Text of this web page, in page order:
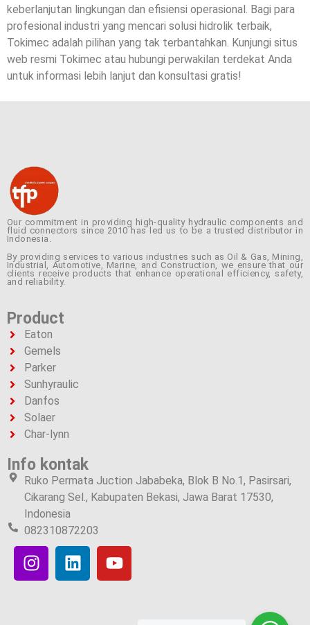
keberlanjutan lingkungan dan efisiensi operasional. Bagi para
profesional industri yang mencari solusi hidrolik terbaik,
Tokimec adalah pilihan yang tak terbantahkan. Kunjungi situs
web resmi Tokimec atau hubungi perwakilan terdekat Anda
untuk informasi lebih lanjut dan konsultasi gratis!
Our commitment in providing high-quality hydraulic components and
fluid connectors since 2010 has led us to be a trusted distributor in
Indonesia.
By providing services to various industries such as Oil & Gas, Mining,
Industrial, Automotive, Marine, and Construction, we ensure that our
clients receive products that enhance operational efficiency, safety,
and reliability.
Product
Eaton
Gemels
Parker
Sunhyraulic
Danfos
Solaer
Char-lynn
Info kontak
Ruko Permata Juction Jababeka, Blok B No.1, Pasirsari,
Cikarang Sel., Kabupaten Bekasi, Jawa Barat 17530,
Indonesia
082310872203